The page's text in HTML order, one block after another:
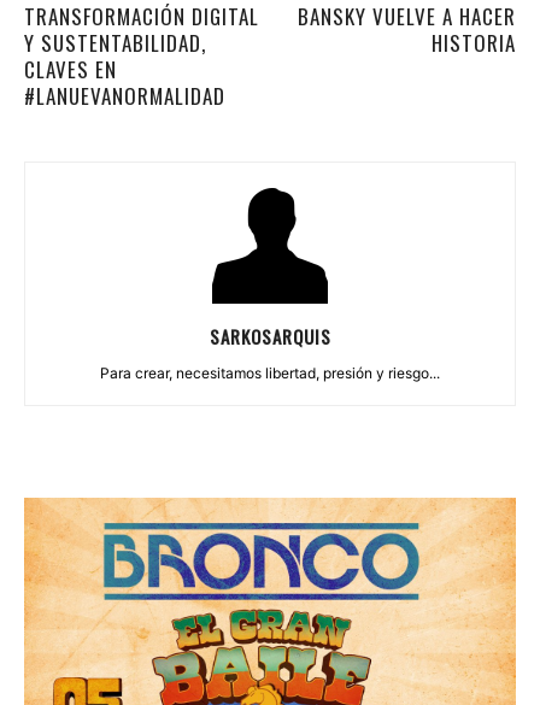
TRANSFORMACIÓN DIGITAL
Y SUSTENTABILIDAD,
CLAVES EN
#LANUEVANORMALIDAD
BANSKY VUELVE A HACER
HISTORIA
SARKOSARQUIS
Para crear, necesitamos libertad, presión y riesgo...